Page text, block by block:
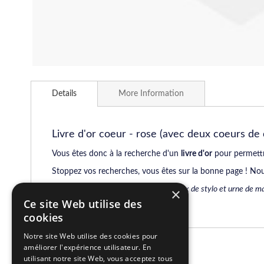
to
gallery
Details
Livre d'or coeur - rose (avec deux coeurs
Vous êtes donc à la recherche d'un livre d'orpour
Stoppez vos recherches, vous êtes sur la bonne page !
Vous trouverez également un large choix de stylo et urne de
Délais de livraison sous 48h00
More Information
Related Products
×
Ce site Web utilise des
cookies
Notre site Web utilise des cookies pour
améliorer l'expérience utilisateur. En
utilisant notre site Web, vous acceptez tous